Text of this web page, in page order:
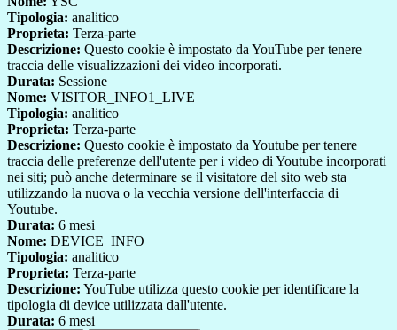
Tipologia: analitico
Proprieta: Terza-parte
Descrizione: Questo cookie è impostato da YouTube per tenere
traccia delle visualizzazioni dei video incorporati.
Durata: Sessione
Nome: VISITOR_INFO1_LIVE
Tipologia: analitico
Proprieta: Terza-parte
Descrizione: Questo cookie è impostato da Youtube per tenere
traccia delle preferenze dell'utente per i video di Youtube incorporati
nei siti; può anche determinare se il visitatore del sito web sta
utilizzando la nuova o la vecchia versione dell'interfaccia di
Youtube.
Durata: 6 mesi
Nome: DEVICE_INFO
Tipologia: analitico
Proprieta: Terza-parte
Descrizione: YouTube utilizza questo cookie per identificare la
tipologia di device utilizzata dall'utente.
Durata: 6 mesi